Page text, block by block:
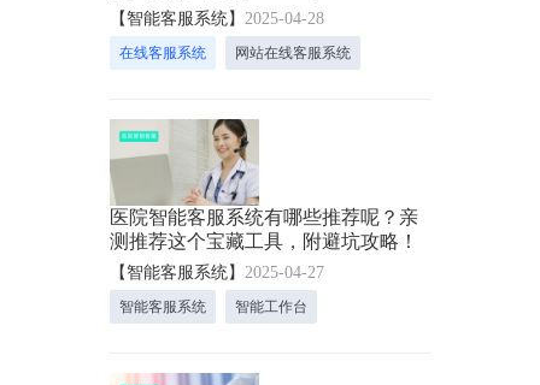
【智能客服系统】2025-04-28
在线客服系统 网站在线客服系统
医院智能客服系统有哪些推荐呢？亲
测推荐这个宝藏工具，附避坑攻略！
【智能客服系统】2025-04-27
智能客服系统 智能工作台